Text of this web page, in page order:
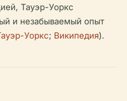
Тауэр-Уоркс
и незабываемый опыт
Уоркс; Википедия).